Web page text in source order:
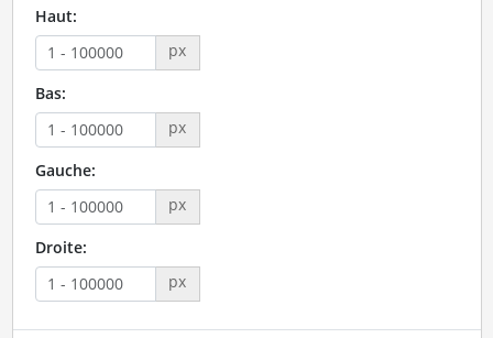
Haut:
px
Bas:
px
Gauche:
px
Droite:
px